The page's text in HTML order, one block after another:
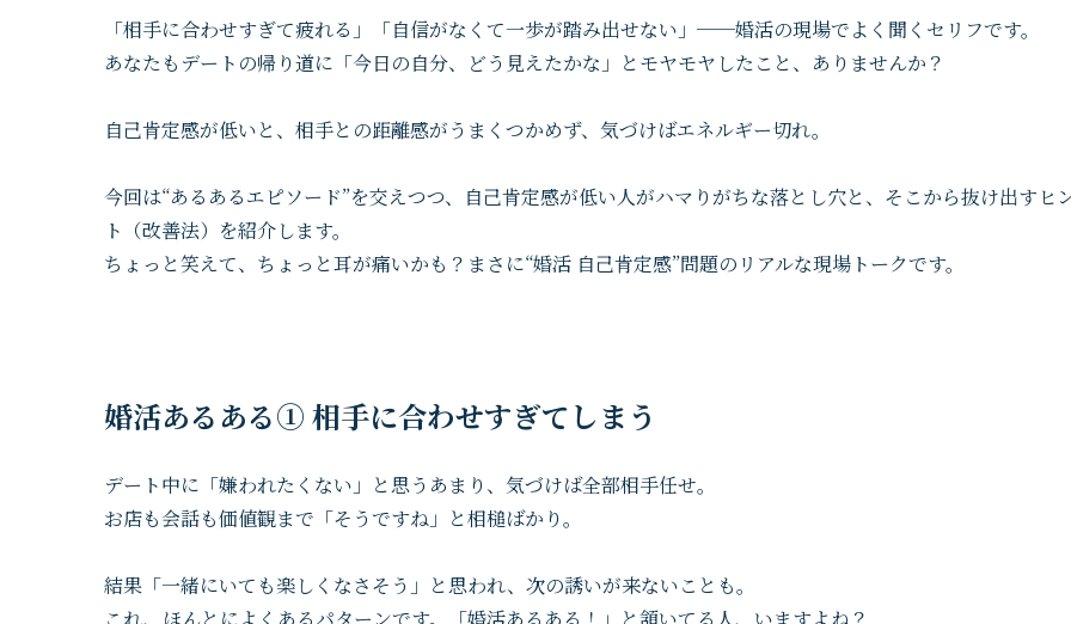
「相手に合わせすぎて疲れる」「自信がなくて一歩が踏み出せない」──婚活の現場でよく聞くセリフです。
あなたもデートの帰り道に「今日の自分、どう見えたかな」とモヤモヤしたこと、ありませんか？
自己肯定感が低いと、相手との距離感がうまくつかめず、気づけばエネルギー切れ。
今回は“あるあるエピソード”を交えつつ、自己肯定感が低い人がハマりがちな落とし穴と、そこから抜け出すヒ
ト（改善法）を紹介します。
ちょっと笑えて、ちょっと耳が痛いかも？まさに“婚活 自己肯定感”問題のリアルな現場トークです。
婚活あるある① 相手に合わせすぎてしまう
デート中に「嫌われたくない」と思うあまり、気づけば全部相手任せ。
お店も会話も価値観まで「そうですね」と相槌ばかり。
結果「一緒にいても楽しくなさそう」と思われ、次の誘いが来ないことも。
これ、ほんとによくあるパターンです。「婚活あるある！」と頷いてる人、いますよね？